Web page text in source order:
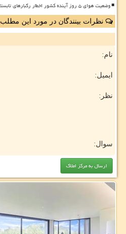
وضعیت هوای ۵ روز آینده کشور اخطار رگبارهای تابستانی در ۷ استان
نظرات بینندگان در مورد این مطلب
نام:
ایمیل:
نظر:
سوال: